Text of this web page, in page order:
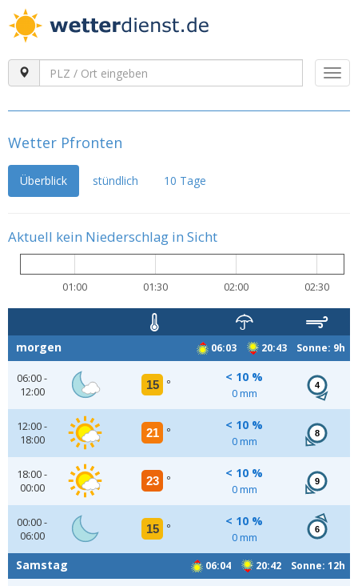
Wetter Pfronten
Überblick stündlich 10 Tage
Aktuell kein Niederschlag in Sicht
01:00 01:30 02:00 02:30
06:03 20:43 Sonne: 9h
morgen
06:00 -
12:00
15 °
< 10 %
0 mm
4
12:00 -
18:00
21 °
< 10 %
0 mm
8
18:00 -
00:00
23 °
< 10 %
0 mm
9
00:00 -
06:00
15 °
< 10 %
0 mm
6
06:04 20:42 Sonne: 12h
Samstag